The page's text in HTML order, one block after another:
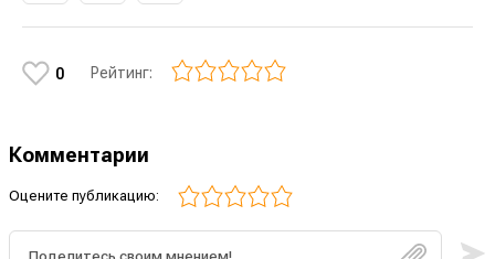
0 Рейтинг:
Комментарии
Оцените публикацию: